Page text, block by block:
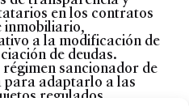
en los contratos
inmobiliario,
a la modificación de
de deudas.
sancionador de
adaptarlo a las
regulados,